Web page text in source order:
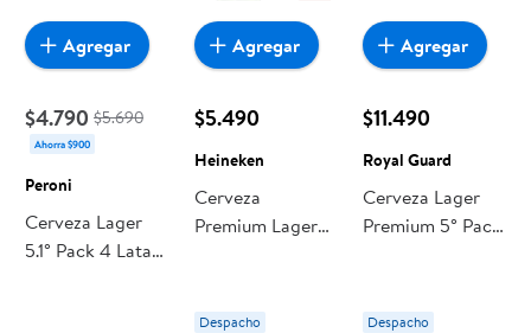
$4.790 $5.690
Ahorra $900
Peroni
Cerveza Lager
5.1° Pack 4 Lata
Agregar
$5.490
Heineken
Cerveza
Premium Lager
Heineken
Despacho
Agregar
$11.490
Royal Guard
Cerveza Lager
Premium 5° Pack
Despacho
Agregar